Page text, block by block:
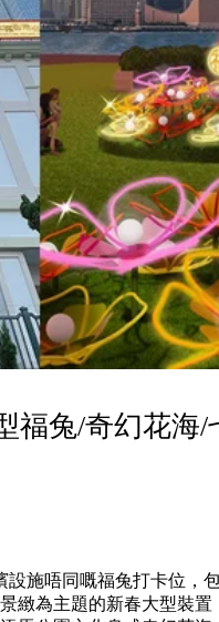
福兔/奇幻花海/
施唔同嘅福兔打卡位，
緻為主題的新春大型裝置